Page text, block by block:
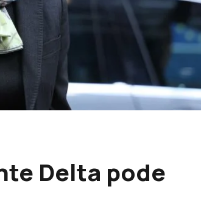
Delta pode